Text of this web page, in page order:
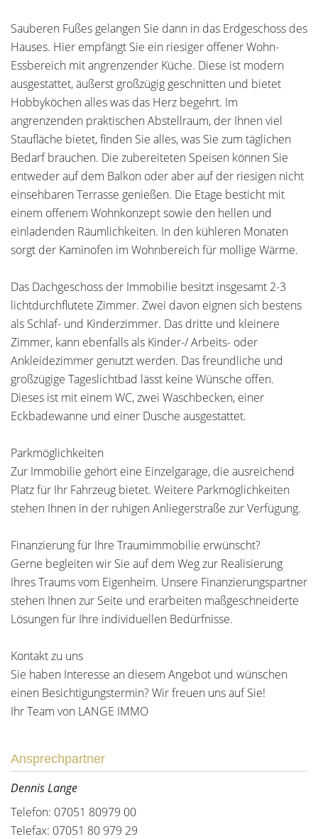
Sauberen Fußes gelangen Sie dann in das Erdgeschoss des
Hauses. Hier empfängt Sie ein riesiger offener Wohn-
Essbereich mit angrenzender Küche. Diese ist modern
ausgestattet, äußerst großzügig geschnitten und bietet
Hobbyköchen alles was das Herz begehrt. Im
angrenzenden praktischen Abstellraum, der Ihnen viel
Staufläche bietet, finden Sie alles, was Sie zum täglichen
Bedarf brauchen. Die zubereiteten Speisen können Sie
entweder auf dem Balkon oder aber auf der riesigen nicht
einsehbaren Terrasse genießen. Die Etage besticht mit
einem offenem Wohnkonzept sowie den hellen und
einladenden Räumlichkeiten. In den kühleren Monaten
sorgt der Kaminofen im Wohnbereich für mollige Wärme.
Das Dachgeschoss der Immobilie besitzt insgesamt 2-3
lichtdurchflutete Zimmer. Zwei davon eignen sich bestens
als Schlaf- und Kinderzimmer. Das dritte und kleinere
Zimmer, kann ebenfalls als Kinder-/ Arbeits- oder
Ankleidezimmer genutzt werden. Das freundliche und
großzügige Tageslichtbad lässt keine Wünsche offen.
Dieses ist mit einem WC, zwei Waschbecken, einer
Eckbadewanne und einer Dusche ausgestattet.
Parkmöglichkeiten
Zur Immobilie gehört eine Einzelgarage, die ausreichend
Platz für Ihr Fahrzeug bietet. Weitere Parkmöglichkeiten
stehen Ihnen in der ruhigen Anliegerstraße zur Verfügung.
Finanzierung für Ihre Traumimmobilie erwünscht?
Gerne begleiten wir Sie auf dem Weg zur Realisierung
Ihres Traums vom Eigenheim. Unsere Finanzierungspartner
stehen Ihnen zur Seite und erarbeiten maßgeschneiderte
Lösungen für Ihre individuellen Bedürfnisse.
Kontakt zu uns
Sie haben Interesse an diesem Angebot und wünschen
einen Besichtigungstermin? Wir freuen uns auf Sie!
Ihr Team von LANGE IMMO
Ansprechpartner
Dennis Lange
Telefon: 07051 80979 00
Telefax: 07051 80 979 29